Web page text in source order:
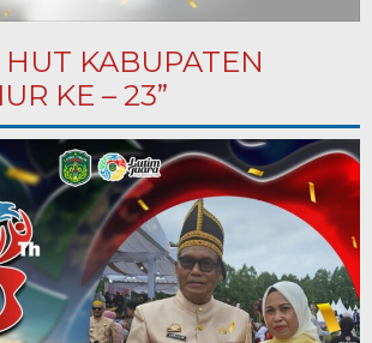
HUT KABUPATEN
KE – 23”